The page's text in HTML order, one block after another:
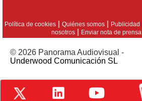
Política de cookies| Quiénes somos| Publicidad
nosotros | Enviar nota de prensa
© 2026 Panorama Audiovisual -
Underwood Comunicación SL